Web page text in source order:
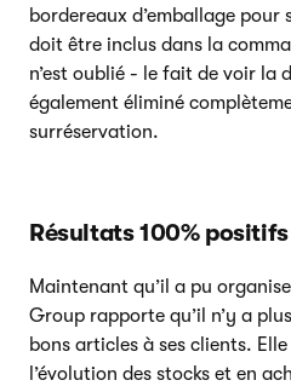
bordereaux d’emballage pour
doit être inclus dans la
n’est oublié - le fait de voir la
également éliminé
surréservation.
Résultats 100% positifs
Maintenant qu’il a pu
Group rapporte qu’il n’y a
bons articles à ses clients.
l’évolution des stocks et en